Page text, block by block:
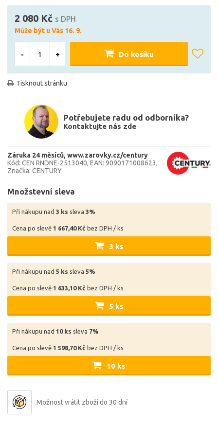
2 080 Kč s DPH
Může být u Vás 16. 9.
- + Do košíku
Tisknout stránku
Potřebujete radu od odborníka?
Kontaktujte nás zde
Záruka 24 měsíců www.zarovky.cz/century
Kód: CEN RNDNE-2513040 EAN: 9090171008623
Značka: CENTURY
Množstevní sleva
Při nákupu nad 3 ks sleva 3%
Cena po slevě 1 667,40 Kč bez DPH / ks
3 ks
Při nákupu nad 5 ks sleva 5%
Cena po slevě 1 633,10 Kč bez DPH / ks
5 ks
Při nákupu nad 10 ks sleva 7%
Cena po slevě 1 598,70 Kč bez DPH / ks
10 ks
Možnost vrátit zboží do 30 dní